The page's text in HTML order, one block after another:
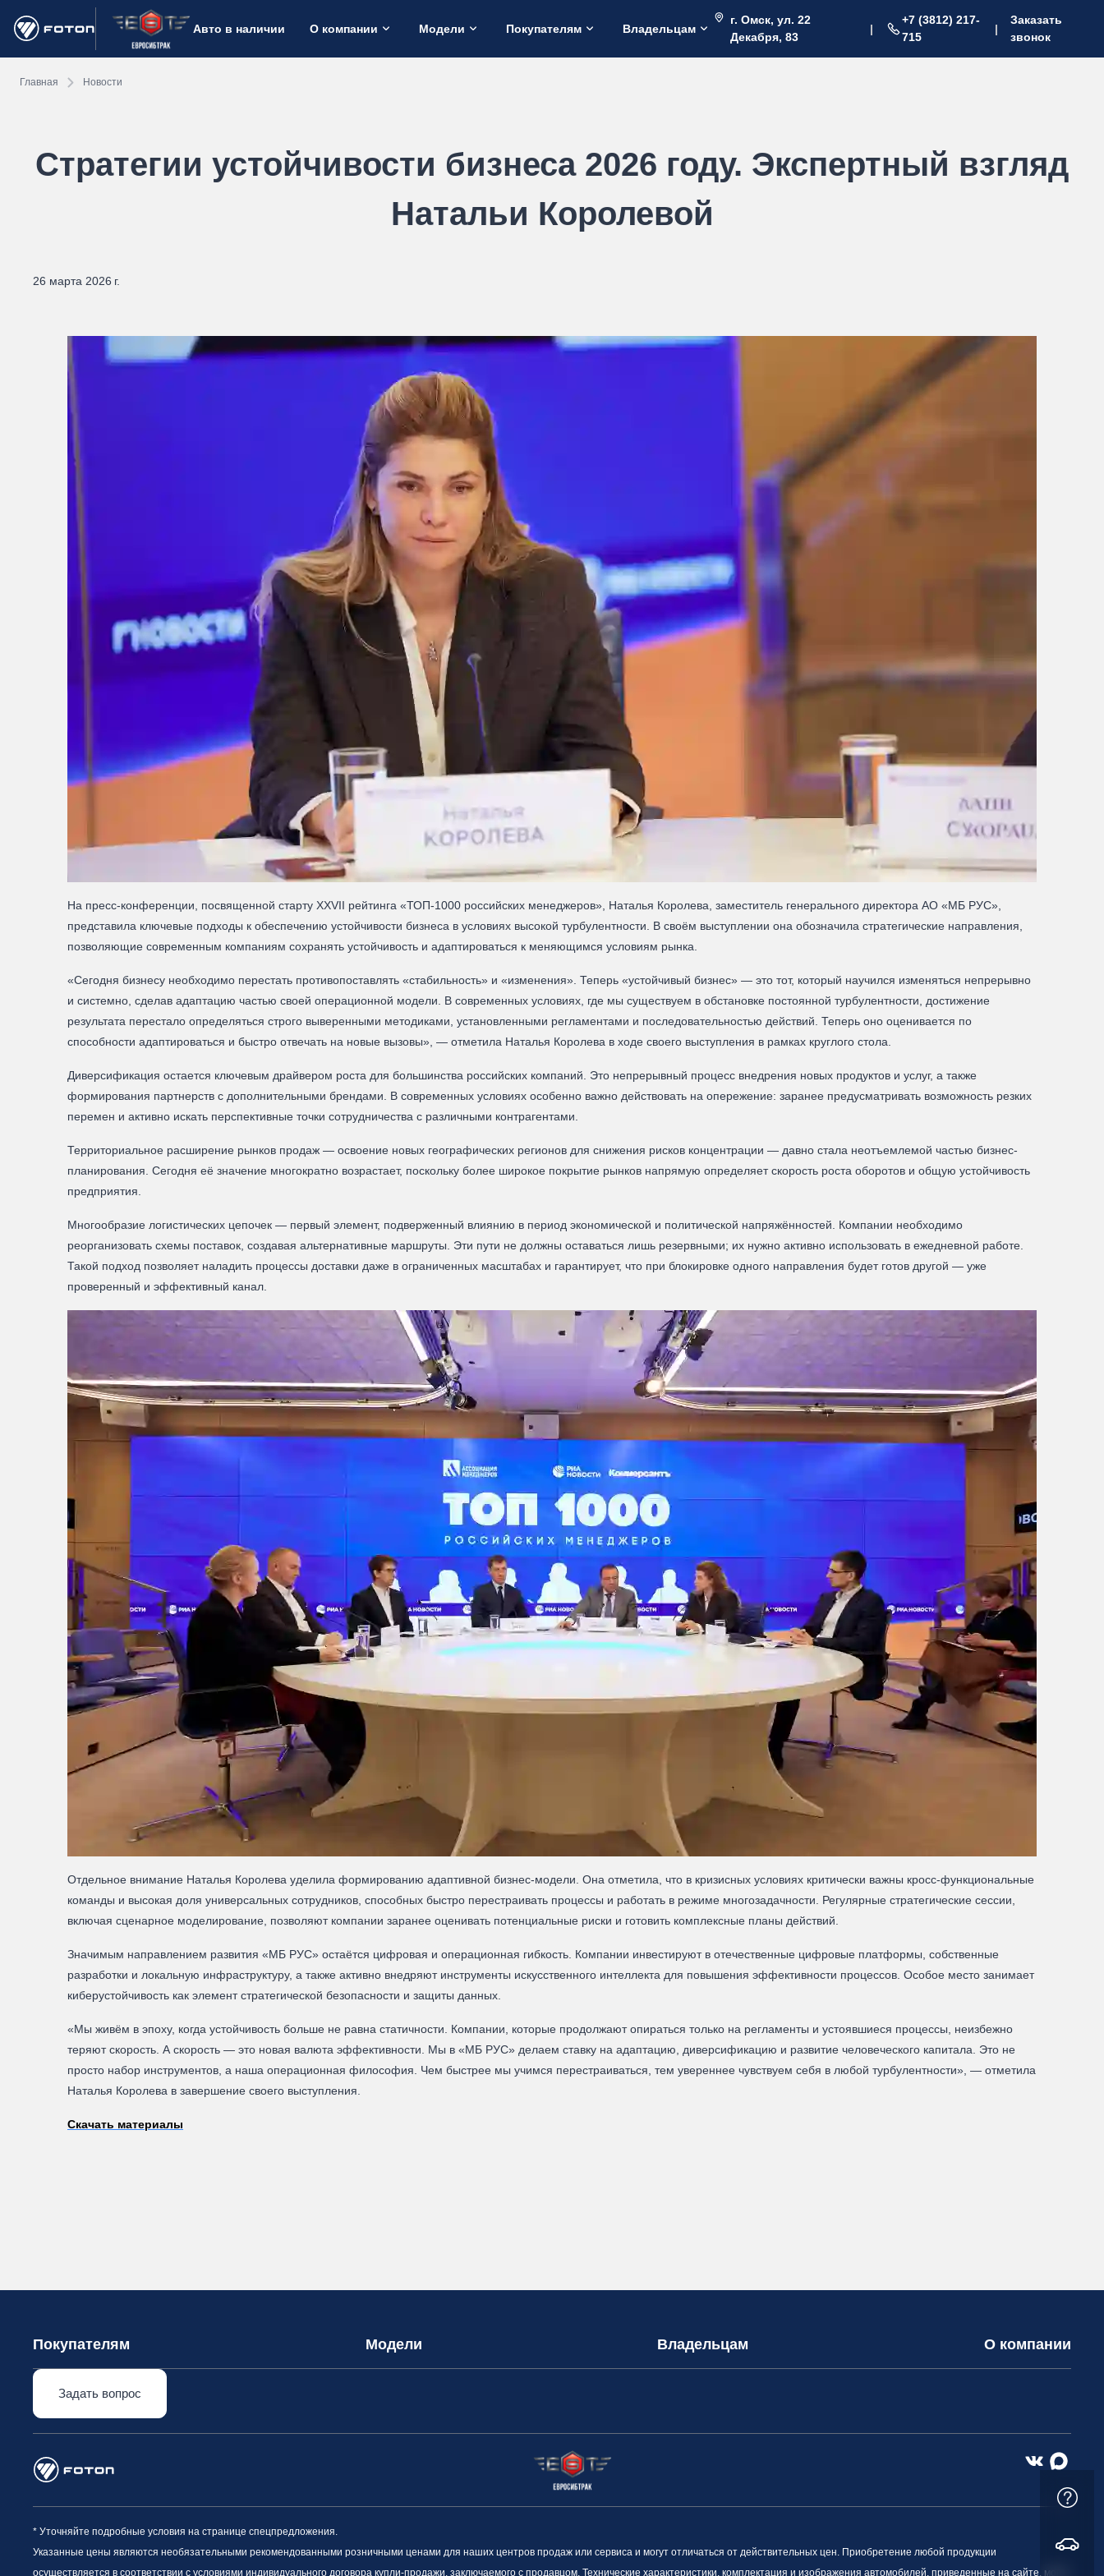
Авто в наличии О компании Модели Покупателям Владельцам
г. Омск, ул. 22
Декабря, 83
|
+7 (3812) 217-
715
|
Заказать
звонок
Главная Новости
Стратегии устойчивости бизнеса 2026 году. Экспертный взгляд
Натальи Королевой
26 марта 2026 г.
На пресс-конференции, посвященной старту XXVII рейтинга «ТОП-1000 российских менеджеров», Наталья Королева, заместитель генерального директора АО «МБ РУС»,
представила ключевые подходы к обеспечению устойчивости бизнеса в условиях высокой турбулентности. В своём выступлении она обозначила стратегические направления,
позволяющие современным компаниям сохранять устойчивость и адаптироваться к меняющимся условиям рынка.
«Сегодня бизнесу необходимо перестать противопоставлять «стабильность» и «изменения». Теперь «устойчивый бизнес» — это тот, который научился изменяться непрерывно
и системно, сделав адаптацию частью своей операционной модели. В современных условиях, где мы существуем в обстановке постоянной турбулентности, достижение
результата перестало определяться строго выверенными методиками, установленными регламентами и последовательностью действий. Теперь оно оценивается по
способности адаптироваться и быстро отвечать на новые вызовы», — отметила Наталья Королева в ходе своего выступления в рамках круглого стола.
Диверсификация остается ключевым драйвером роста для большинства российских компаний. Это непрерывный процесс внедрения новых продуктов и услуг, а также
формирования партнерств с дополнительными брендами. В современных условиях особенно важно действовать на опережение: заранее предусматривать возможность резких
перемен и активно искать перспективные точки сотрудничества с различными контрагентами.
Территориальное расширение рынков продаж — освоение новых географических регионов для снижения рисков концентрации — давно стала неотъемлемой частью бизнес-
планирования. Сегодня её значение многократно возрастает, поскольку более широкое покрытие рынков напрямую определяет скорость роста оборотов и общую устойчивость
предприятия.
Многообразие логистических цепочек — первый элемент, подверженный влиянию в период экономической и политической напряжённостей. Компании необходимо
реорганизовать схемы поставок, создавая альтернативные маршруты. Эти пути не должны оставаться лишь резервными; их нужно активно использовать в ежедневной работе.
Такой подход позволяет наладить процессы доставки даже в ограниченных масштабах и гарантирует, что при блокировке одного направления будет готов другой — уже
проверенный и эффективный канал.
Отдельное внимание Наталья Королева уделила формированию адаптивной бизнес‑модели. Она отметила, что в кризисных условиях критически важны кросс‑функциональные
команды и высокая доля универсальных сотрудников, способных быстро перестраивать процессы и работать в режиме многозадачности. Регулярные стратегические сессии,
включая сценарное моделирование, позволяют компании заранее оценивать потенциальные риски и готовить комплексные планы действий.
Значимым направлением развития «МБ РУС» остаётся цифровая и операционная гибкость. Компании инвестируют в отечественные цифровые платформы, собственные
разработки и локальную инфраструктуру, а также активно внедряют инструменты искусственного интеллекта для повышения эффективности процессов. Особое место занимает
киберустойчивость как элемент стратегической безопасности и защиты данных.
«Мы живём в эпоху, когда устойчивость больше не равна статичности. Компании, которые продолжают опираться только на регламенты и устоявшиеся процессы, неизбежно
теряют скорость. А скорость — это новая валюта эффективности. Мы в «МБ РУС» делаем ставку на адаптацию, диверсификацию и развитие человеческого капитала. Это не
просто набор инструментов, а наша операционная философия. Чем быстрее мы учимся перестраиваться, тем увереннее чувствуем себя в любой турбулентности», — отметила
Наталья Королева в завершение своего выступления.
Скачать материалы
Покупателям Модели Владельцам О компании
Задать вопрос
* Уточняйте подробные условия на странице спецпредложения.
Указанные цены являются необязательными рекомендованными розничными ценами для наших центров продаж или сервиса и могут отличаться от действительных цен. Приобретение любой продукции
осуществляется в соответствии с условиями индивидуального договора купли-продажи, заключаемого с продавцом. Технические характеристики, комплектация и изображения автомобилей, приведенные на сайте, могут